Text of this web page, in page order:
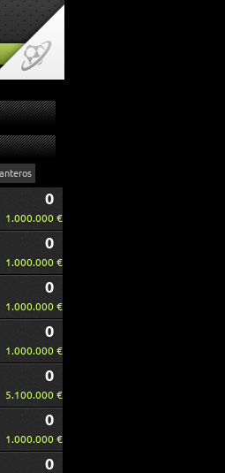
0
1.000.000 €
0
1.000.000 €
0
1.000.000 €
0
1.000.000 €
0
5.100.000 €
0
1.000.000 €
0